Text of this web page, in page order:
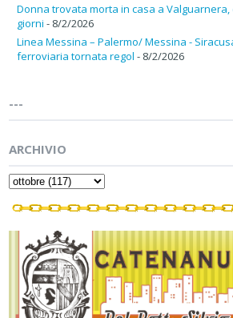
Donna trovata morta in casa a Valguarnera,
giorni - 8/2/2026
Linea Messina – Palermo/ Messina -
ferroviaria tornata regol - 8/2/2026
---
ARCHIVIO